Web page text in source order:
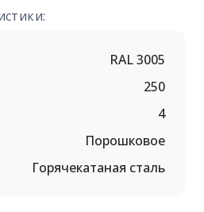
RAL 3005
250
4
Порошковое
Горячекатаная сталь